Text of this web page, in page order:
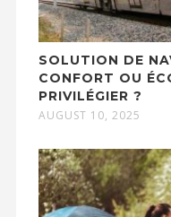
SOLUTION DE
CONFORT OU
PRIVILÉGIER ?
AUGUST 10, 2025